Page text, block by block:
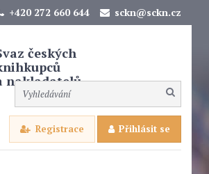
+420 272 660 644 sckn@sckn.cz
českých
nakladatelů
Registrace Přihlásit se